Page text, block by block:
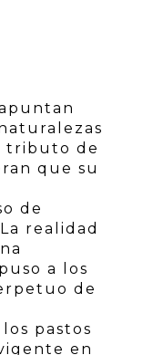
tributo de
que su
de
realidad
a los
de
pastos
en